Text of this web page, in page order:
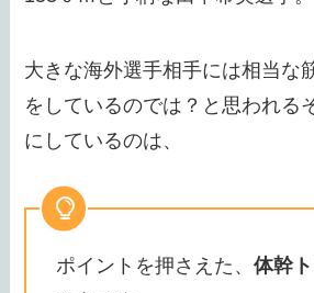
大きな海外選手相手には相当な
をしているのでは？と思われる
にしているのは、
ポイントを押さえた、体幹